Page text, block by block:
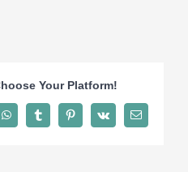
Your Platform!
WhatsAppTumblrPinterest
Vk Email